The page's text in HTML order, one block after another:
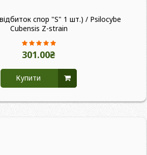
спор "S" 1 шт.) / Psilocybe
Cubensis Z-strain
301.00₴
Купити